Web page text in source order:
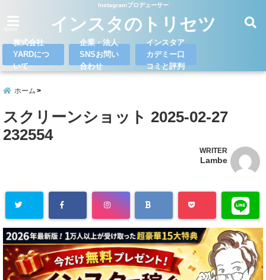
Instagramプロデューサー
インスタのトリセツ
株式会社
YARDにつ
いて
企業・法人
SNSお問い
合わせ
インスタア
カデミー口
コミと評判
ホーム
スクリーンショット 2025-02-27
232554
WRITER
Lambe